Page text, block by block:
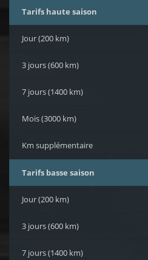
Tarifs haute saison
Jour (200 km)
3 jours (600 km)
7 jours (1400 km)
Mois (3000 km)
Km supplémentaire
Tarifs basse saison
Jour (200 km)
3 jours (600 km)
7 jours (1400 km)